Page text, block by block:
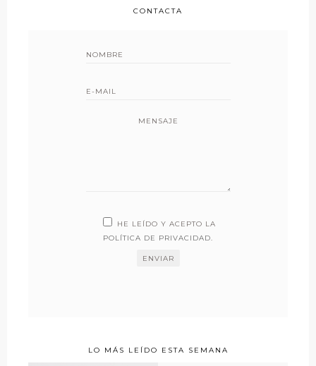
CONTACTA
MENSAJE
HE LEÍDO Y ACEPTO LA
POLÍTICA DE PRIVACIDAD.
LO MÁS LEÍDO ESTA SEMANA